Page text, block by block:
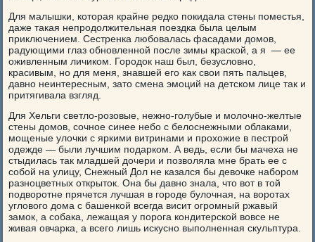
Для малышки, которая крайне редко покидала стены поместья,
даже такая непродолжительная поездка была целым
приключением. Сестренка любовалась фасадами домов,
радующими глаз обновленной после зимы краской, а я — ее
оживленным личиком. Городок наш был, безусловно,
красивым, но для меня, знавшей его как свои пять пальцев,
давно неинтересным, зато смена эмоций на детском лице так и
притягивала взгляд.
Для Хельги светло-розовые, нежно-голубые и молочно-желтые
стены домов, сочное синее небо с белоснежными облаками,
мощеные улочки с яркими витринами и прохожие в пестрой
одежде — были лучшим подарком. А ведь, если бы мачеха не
стыдилась так младшей дочери и позволяла мне брать ее с
собой на улицу, Снежный Дол не казался бы девочке набором
разноцветных открыток. Она бы давно знала, что вот в той
подворотне прячется лучшая в городе булочная, на воротах
углового дома с башенкой всегда висит огромный ржавый
замок, а собака, лежащая у порога кондитерской вовсе не
живая овчарка, а всего лишь искусно выполненная скульптура.